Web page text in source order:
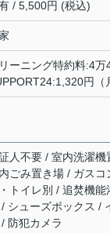
/ 5,500円 (税込)
ーニング特約料:4
円（
人不要 / 室内洗濯
ごみ置き場 / ガス
トイレ別 / 追焚機
/ シューズボックス /
/ 防犯カメラ